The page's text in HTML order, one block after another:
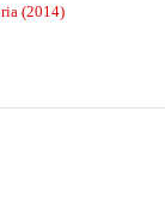
(2014)